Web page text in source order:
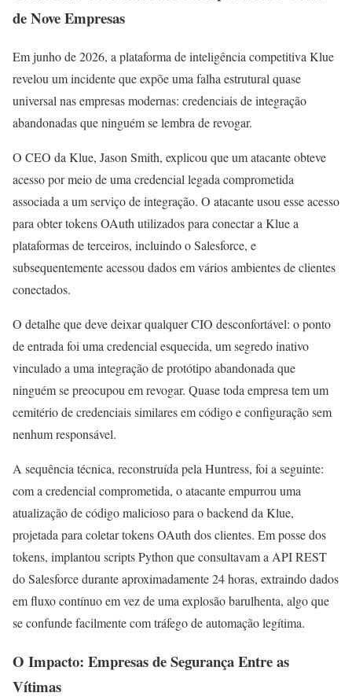
de Nove Empresas
Em junho de 2026, a plataforma de inteligência competitiva Klue
revelou um incidente que expõe uma falha estrutural quase
universal nas empresas modernas: credenciais de integração
abandonadas que ninguém se lembra de revogar.
O CEO da Klue, Jason Smith, explicou que um atacante obteve
acesso por meio de uma credencial legada comprometida
associada a um serviço de integração. O atacante usou esse acesso
para obter tokens OAuth utilizados para conectar a Klue a
plataformas de terceiros, incluindo o Salesforce, e
subsequentemente acessou dados em vários ambientes de clientes
conectados.
O detalhe que deve deixar qualquer CIO desconfortável: o ponto
de entrada foi uma credencial esquecida, um segredo inativo
vinculado a uma integração de protótipo abandonada que
ninguém se preocupou em revogar. Quase toda empresa tem um
cemitério de credenciais similares em código e configuração sem
nenhum responsável.
A sequência técnica, reconstruída pela Huntress, foi a seguinte:
com a credencial comprometida, o atacante empurrou uma
atualização de código malicioso para o backend da Klue,
projetada para coletar tokens OAuth dos clientes. Em posse dos
tokens, implantou scripts Python que consultavam a API REST
do Salesforce durante aproximadamente 24 horas, extraindo dados
em fluxo contínuo em vez de uma explosão barulhenta, algo que
se confunde facilmente com tráfego de automação legítima.
O Impacto: Empresas de Segurança Entre as
Vítimas